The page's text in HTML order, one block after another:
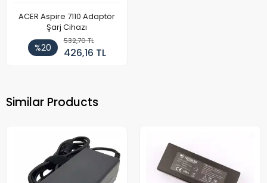
ACER Aspire 7110 Adaptör
Şarj Cihazı
%20
532,70 TL
426,16 TL
Similar Products